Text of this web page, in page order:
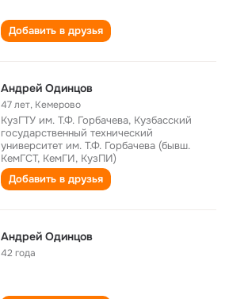
Добавить в друзья
Андрей Одинцов
47 лет, Кемерово
КузГТУ им. Т.Ф. Горбачева, Кузбасский
государственный технический
университет им. Т.Ф. Горбачева (бывш.
КемГСТ, КемГИ, КузПИ)
Добавить в друзья
Андрей Одинцов
42 года